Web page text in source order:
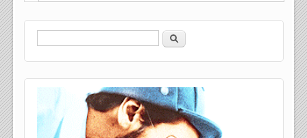
Formulario de búsqueda
Buscar